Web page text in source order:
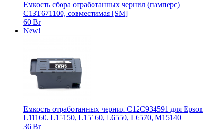
Емкость сбора отработанных чернил (памперс)
C13T671100, совместимая [SM]
60 Br
New!
Емкость отработанных чернил C12C934591 для Epson
L11160. L15150, L15160, L6550, L6570, M15140
36 Br